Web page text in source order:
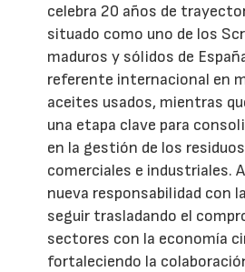
celebra 20 años de
situado como uno de los
maduros y sólidos de
referente internacional en
aceites usados, mientras
una etapa clave para
en la gestión de los
comerciales e industriales.
nueva responsabilidad con
seguir trasladando el
sectores con la economía
fortaleciendo la